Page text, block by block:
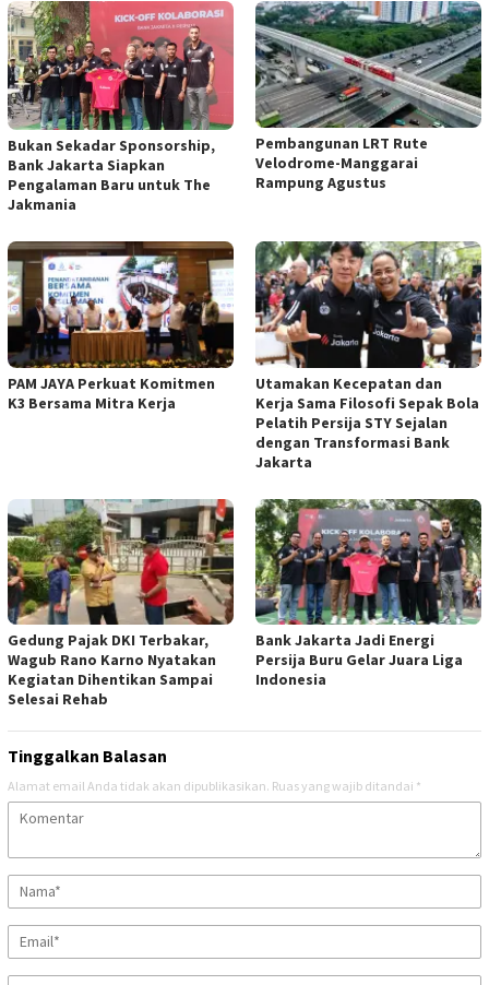
Bukan Sekadar Sponsorship,
Bank Jakarta Siapkan
Pengalaman Baru untuk The
Jakmania
Pembangunan LRT Rute
Velodrome-Manggarai
Rampung Agustus
PAM JAYA Perkuat Komitmen
K3 Bersama Mitra Kerja
Utamakan Kecepatan dan
Kerja Sama Filosofi Sepak Bola
Pelatih Persija STY Sejalan
dengan Transformasi Bank
Jakarta
Gedung Pajak DKI Terbakar,
Wagub Rano Karno Nyatakan
Kegiatan Dihentikan Sampai
Selesai Rehab
Bank Jakarta Jadi Energi
Persija Buru Gelar Juara Liga
Indonesia
Tinggalkan Balasan
Alamat email Anda tidak akan dipublikasikan. Ruas yang wajib ditandai *